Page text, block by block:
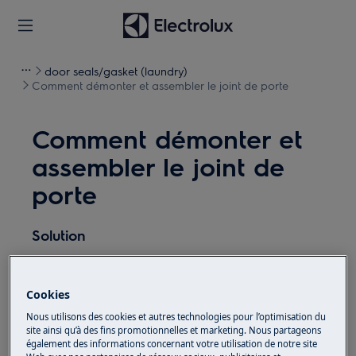
door seals/gasket (laundry)
Comment démonter et assembler le joint de porte
Comment démonter et
assembler le joint de
porte
Solution
Faites toujours attention lorsque vous déplacez des
appareils, pour les appareils lourds, il faut deux
Cookies
Nous utilisons des cookies et autres technologies pour l’optimisation du
site ainsi qu’à des fins promotionnelles et marketing. Nous partageons
également des informations concernant votre utilisation de notre site